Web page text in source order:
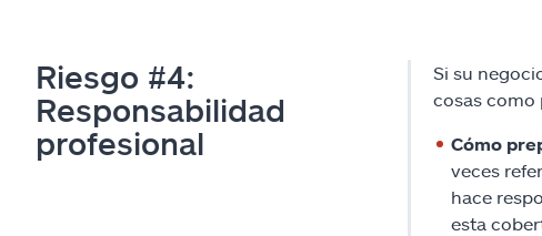
Riesgo #4:
Responsabilidad
profesional
Si su
cosas como
Cómo
veces
hace
esta